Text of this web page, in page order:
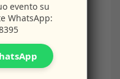
evento su
WhatsApp: